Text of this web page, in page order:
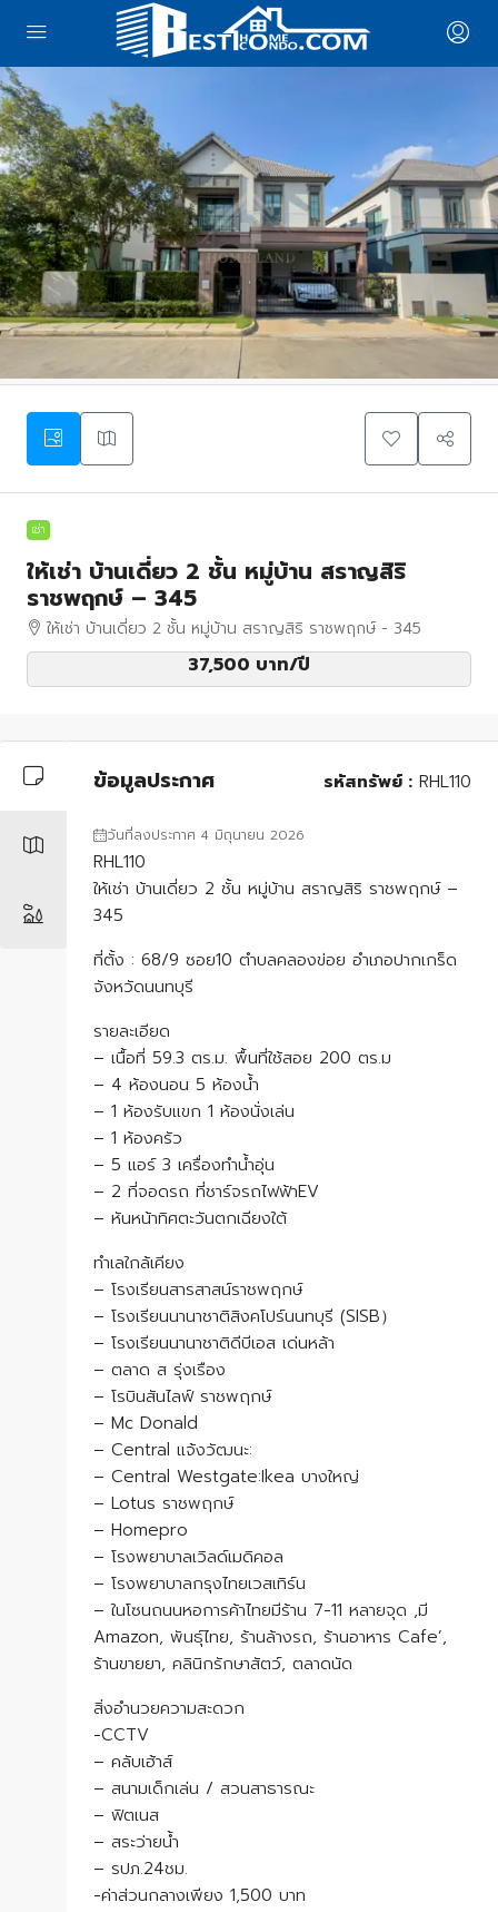
เช่า
ให้เช่า บ้านเดี่ยว 2 ชั้น หมู่บ้าน สราญสิริ
ราชพฤกษ์ – 345
ให้เช่า บ้านเดี่ยว 2 ชั้น หมู่บ้าน สราญสิริ ราชพฤกษ์ - 345
37,500 บาท/ปี
ข้อมูลประกาศ รหัสทรัพย์ : RHL110
วันที่ลงประกาศ 4 มิถุนายน 2026
RHL110
ให้เช่า บ้านเดี่ยว 2 ชั้น หมู่บ้าน สราญสิริ ราชพฤกษ์ –
345
ที่ตั้ง : 68/9 ซอย10 ตำบลคลองข่อย อำเภอปากเกร็ด
จังหวัดนนทบุรี
รายละเอียด
– เนื้อที่ 59.3 ตร.ม. พื้นที่ใช้สอย 200 ตร.ม
– 4 ห้องนอน 5 ห้องน้ำ
– 1 ห้องรับแขก 1 ห้องนั่งเล่น
– 1 ห้องครัว
– 5 แอร์ 3 เครื่องทำน้ำอุ่น
– 2 ที่จอดรถ ที่ชาร์จรถไฟฟ้าEV
– หันหน้าทิศตะวันตกเฉียงใต้
ทำเลใกล้เคียง
– โรงเรียนสารสาสน์ราชพฤกษ์
– โรงเรียนนานาชาติสิงคโปร์นนทบุรี (SISB）
– โรงเรียนนานาชาติดีบีเอส เด่นหล้า
– ตลาด ส รุ่งเรือง
– โรบินสันไลฟ์ ราชพฤกษ์
– Mc Donald
– Central แจ้งวัฒนะ:
– Central Westgate:Ikea บางใหญ่
– Lotus ราชพฤกษ์
– Homepro
– โรงพยาบาลเวิลด์เมดิคอล
– โรงพยาบาลกรุงไทยเวสเทิร์น
– ในโซนถนนหอการค้าไทยมีร้าน 7-11 หลายจุด ,มี
Amazon, พันธุ์ไทย, ร้านล้างรถ, ร้านอาหาร Cafe’,
ร้านขายยา, คลินิกรักษาสัตว์, ตลาดนัด
สิ่งอำนวยความสะดวก
-CCTV
– คลับเฮ้าส์
– สนามเด็กเล่น / สวนสาธารณะ
– ฟิตเนส
– สระว่ายน้ำ
– รปภ.24ชม.
-ค่าส่วนกลางเพียง 1,500 บาท